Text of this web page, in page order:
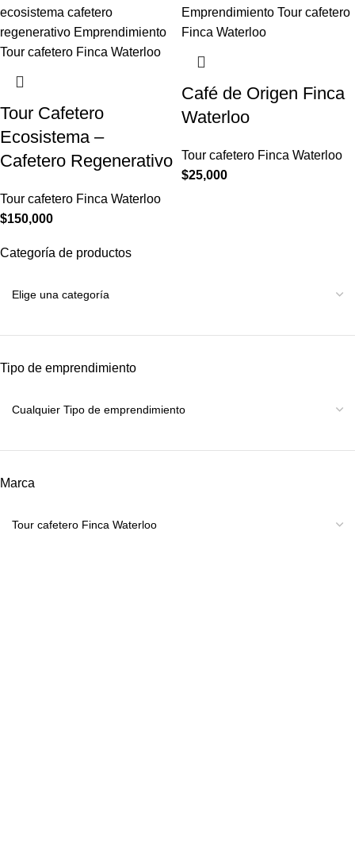
Categoría de productos
Tipo de emprendimiento
Marca
Tour Cafetero
Ecosistema –
Cafetero Regenerativo
Tour cafetero Finca Waterloo
$150,000
Café de Origen Finca
Waterloo
Tour cafetero Finca Waterloo
$25,000